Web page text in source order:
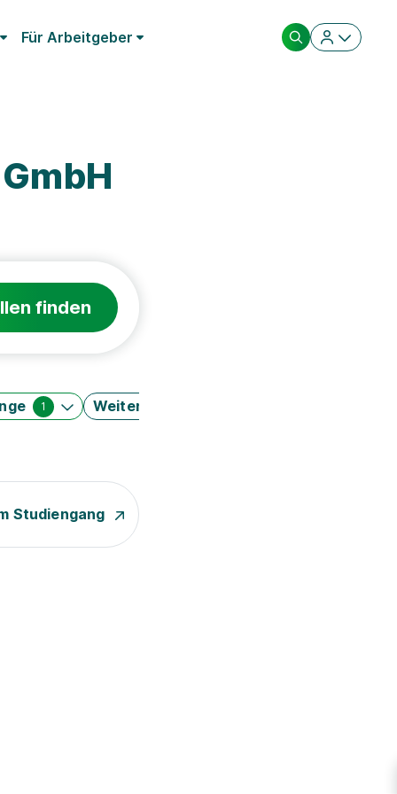
Für Arbeitgeber
finden
1 Weitere Filter
Studiengang